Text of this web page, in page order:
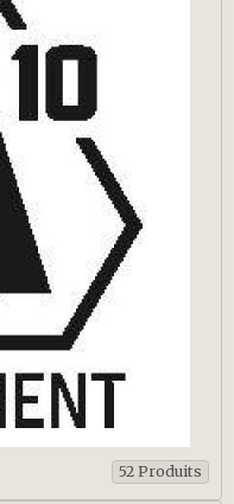
52 Produits